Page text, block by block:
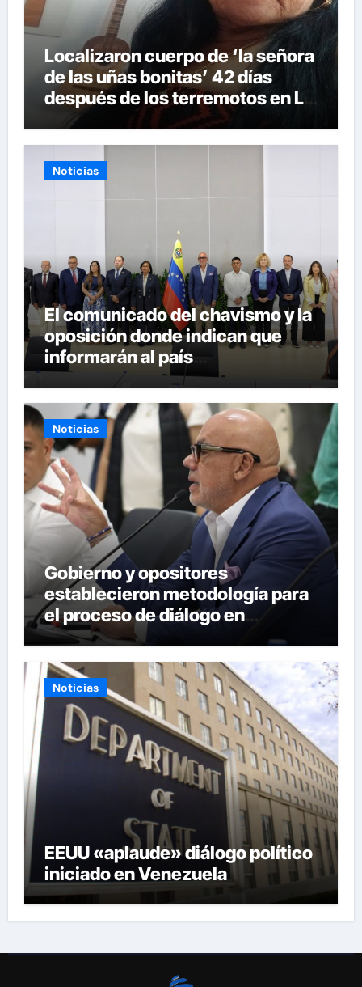
Localizaron cuerpo de ‘la señora
de las uñas bonitas’ 42 días
después de los terremotos en La
Guaira
Noticias
El comunicado del chavismo y la
oposición donde indican que
informarán al país
oportunamente sobre los
avances alcanzado
Noticias
Gobierno y opositores
establecieron metodología para
el proceso de diálogo en
Venezuela
Noticias
EEUU «aplaude» diálogo político
iniciado en Venezuela